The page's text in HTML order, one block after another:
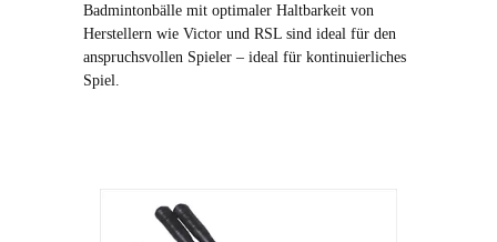
Badmintonbälle mit optimaler Haltbarkeit von
Herstellern wie Victor und RSL sind ideal für den
anspruchsvollen Spieler – ideal für kontinuierliches
Spiel.